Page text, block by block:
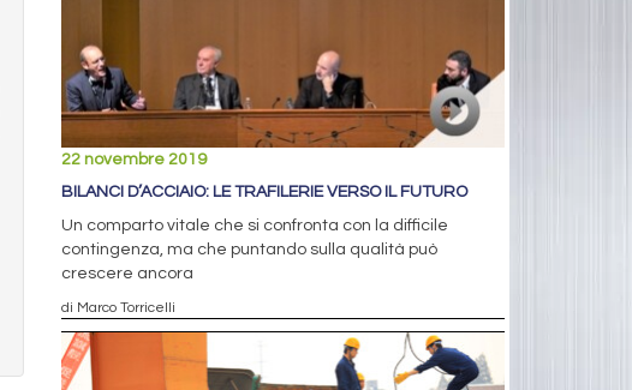
22 novembre 2019
BILANCI D’ACCIAIO: LE TRAFILERIE VERSO IL FUTURO
Un comparto vitale che si confronta con la difficile
contingenza, ma che puntando sulla qualità può
crescere ancora
di Marco Torricelli